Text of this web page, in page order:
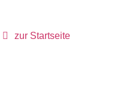
zur Startseite